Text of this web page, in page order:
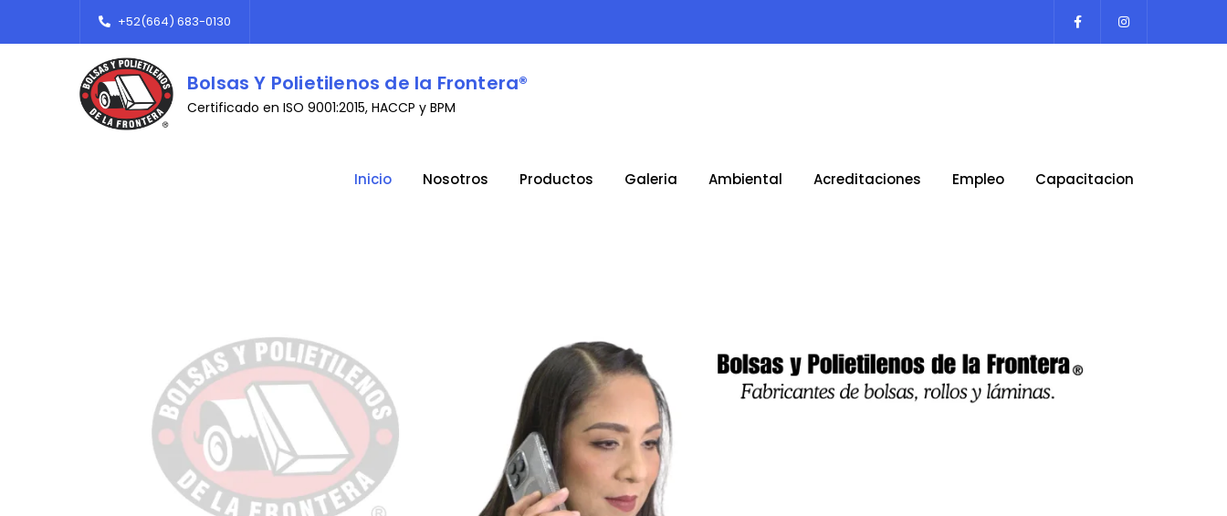
+52(664) 683-0130
Bolsas Y Polietilenos de la Frontera®
Certificado en ISO 9001:2015, HACCP y BPM
Inicio Nosotros Productos Galeria Ambiental Acreditaciones Empleo Capacitacion